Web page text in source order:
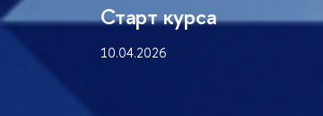
Старт курса
10.04.2026